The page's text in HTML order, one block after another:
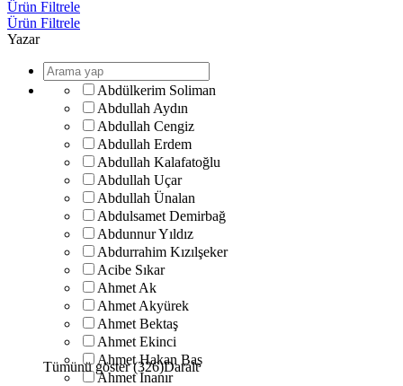
Ürün Filtrele
Ürün Filtrele
Yazar
Abdülkerim Soliman
Abdullah Aydın
Abdullah Cengiz
Abdullah Erdem
Abdullah Kalafatoğlu
Abdullah Uçar
Abdullah Ünalan
Abdulsamet Demirbağ
Abdunnur Yıldız
Abdurrahim Kızılşeker
Acibe Sıkar
Ahmet Ak
Ahmet Akyürek
Ahmet Bektaş
Ahmet Ekinci
Ahmet Hakan Baş
Ahmet İnanır
Tümünü göster (326)Daralt